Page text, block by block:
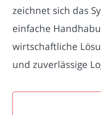
zeichnet sich das
einfache
wirtschaftliche
und zuverlässige